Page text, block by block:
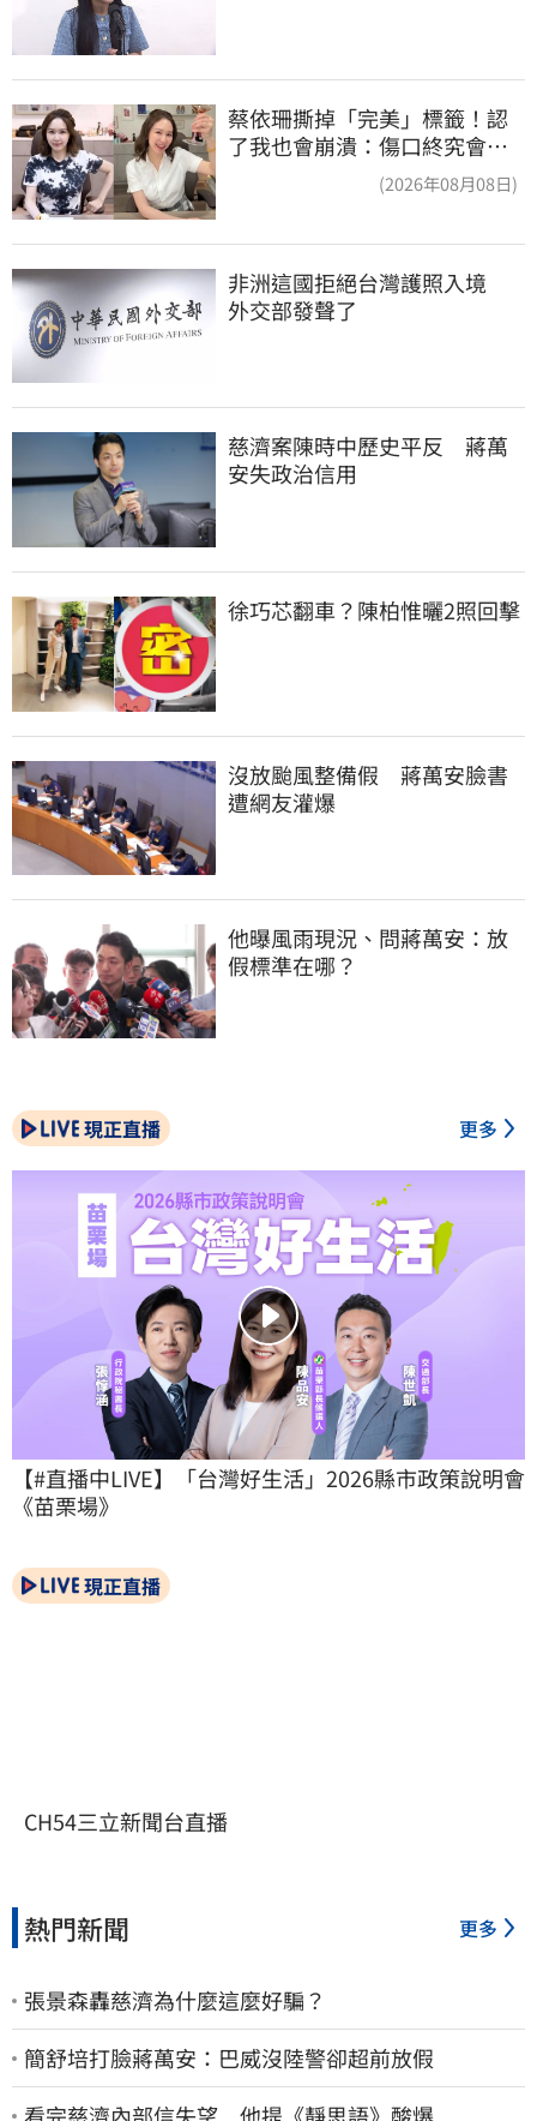
蔡依珊撕掉「完美」標籤！認
了我也會崩潰：傷口終究會癒
(2026年08月08日)
非洲這國拒絕台灣護照入境
外交部發聲了
慈濟案陳時中歷史平反　蔣萬
安失政治信用
徐巧芯翻車？陳柏惟曬2照回擊
沒放颱風整備假　蔣萬安臉書
遭網友灌爆
他曝風雨現況、問蔣萬安：放
假標準在哪？
現正直播 更多
【#直播中LIVE】「台灣好生活」2026縣市政策說明會
《苗栗場》
現正直播
CH54三立新聞台直播
熱門新聞 更多
張景森轟慈濟為什麼這麼好騙？
簡舒培打臉蔣萬安：巴威沒陸警卻超前放假